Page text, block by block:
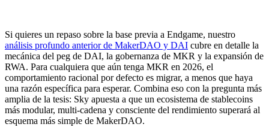
Si quieres un repaso sobre la base previa a Endgame, nuestro
análisis profundo anterior de MakerDAO y DAI cubre en detalle la
mecánica del peg de DAI, la gobernanza de MKR y la expansión de
RWA. Para cualquiera que aún tenga MKR en 2026, el
comportamiento racional por defecto es migrar, a menos que haya
una razón específica para esperar. Combina eso con la pregunta más
amplia de la tesis: Sky apuesta a que un ecosistema de stablecoins
más modular, multi-cadena y consciente del rendimiento superará al
esquema más simple de MakerDAO.